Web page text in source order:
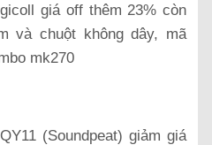
giá off thêm 23% còn
và chuột không dây, mã
mk270
(Soundpeat) giảm giá